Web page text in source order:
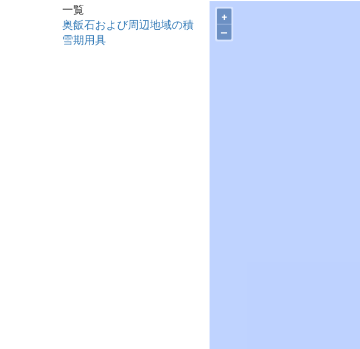
一覧
奥飯石および周辺地域の積
雪期用具
+
–